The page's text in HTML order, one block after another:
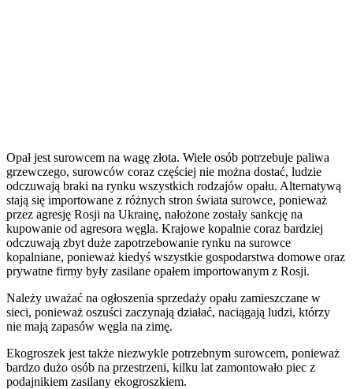
Opał jest surowcem na wagę złota. Wiele osób potrzebuje paliwa
grzewczego, surowców coraz częściej nie można dostać, ludzie
odczuwają braki na rynku wszystkich rodzajów opału. Alternatywą
stają się importowane z różnych stron świata surowce, ponieważ
przez agresję Rosji na Ukrainę, nałożone zostały sankcję na
kupowanie od agresora węgla. Krajowe kopalnie coraz bardziej
odczuwają zbyt duże zapotrzebowanie rynku na surowce
kopalniane, ponieważ kiedyś wszystkie gospodarstwa domowe oraz
prywatne firmy były zasilane opałem importowanym z Rosji.
Należy uważać na ogłoszenia sprzedaży opału zamieszczane w
sieci, ponieważ oszuści zaczynają działać, naciągają ludzi, którzy
nie mają zapasów węgla na zimę.
Ekogroszek jest także niezwykle potrzebnym surowcem, ponieważ
bardzo dużo osób na przestrzeni, kilku lat zamontowało piec z
podajnikiem zasilany ekogroszkiem.